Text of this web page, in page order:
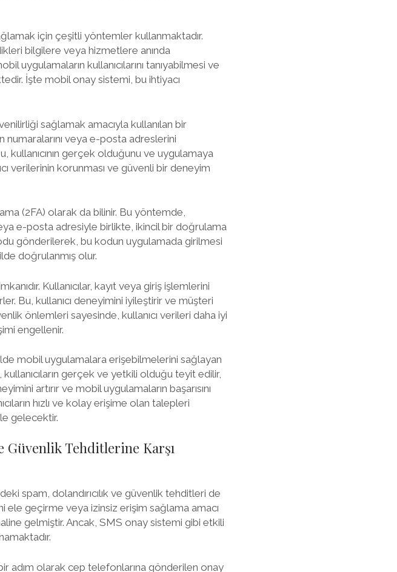
için çeşitli yöntemler kullanmaktadır.
bilgilere veya hizmetlere anında
uygulamaların kullanıcılarını tanıyabilmesi ve
İşte mobil onay sistemi, bu ihtiyacı
sağlamak amacıyla kullanılan bir
numaralarını veya e-posta adreslerini
kullanıcının gerçek olduğunu ve uygulamaya
verilerinin korunması ve güvenli bir deneyim
(2FA) olarak da bilinir. Bu yöntemde,
e-posta adresiyle birlikte, ikincil bir doğrulama
gönderilerek, bu kodun uygulamada girilmesi
doğrulanmış olur.
Kullanıcılar, kayıt veya giriş işlemlerini
Bu, kullanıcı deneyimini iyileştirir ve müşteri
önlemleri sayesinde, kullanıcı verileri daha iyi
engellenir.
mobil uygulamalara erişebilmelerini sağlayan
gerçek ve yetkili olduğu teyit edilir,
artırır ve mobil uygulamaların başarısını
hızlı ve kolay erişime olan talepleri
gelecektir.
Güvenlik Tehditlerine Karşı
spam, dolandırıcılık ve güvenlik tehditleri de
ele geçirme veya izinsiz erişim sağlama amacı
gelmiştir. Ancak, SMS onay sistemi gibi etkili
adım olarak cep telefonlarına gönderilen onay